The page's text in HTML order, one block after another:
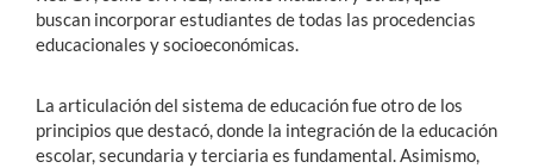
buscan incorporar estudiantes de todas las procedencias
educacionales y socioeconómicas.
La articulación del sistema de educación fue otro de los
principios que destacó, donde la integración de la educación
escolar, secundaria y terciaria es fundamental. Asimismo,